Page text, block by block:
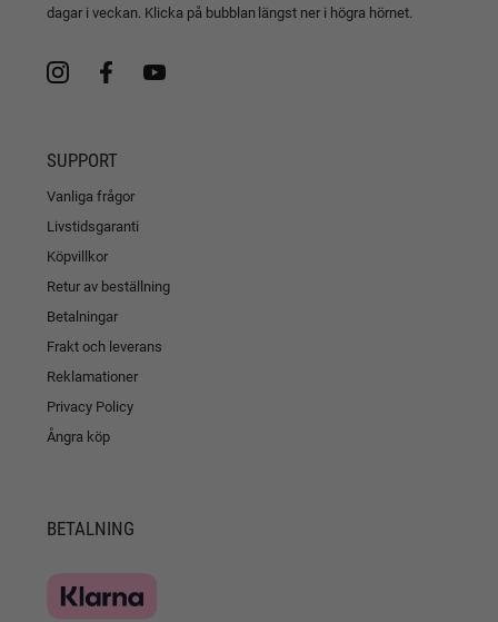
dagar i veckan. Klicka på bubblan längst ner i högra hörnet.
SUPPORT
Vanliga frågor
Livstidsgaranti
Köpvillkor
Retur av beställning
Betalningar
Frakt och leverans
Reklamationer
Privacy Policy
Ångra köp
BETALNING